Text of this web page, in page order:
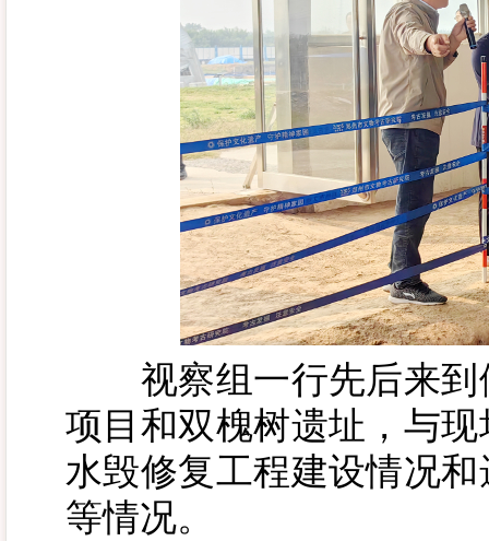
视察组一行先后来到
项目和双槐树遗址，与
水毁修复工程建设情况
等情况。